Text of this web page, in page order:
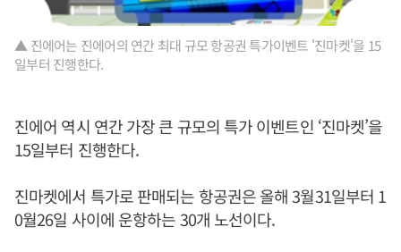
▲ 진에어는 진에어의 연간 최대 규모 항공권 특가이벤트 '진마켓'을 15
일부터 진행한다.
진에어 역시 연간 가장 큰 규모의 특가 이벤트인 ‘진마켓’을
15일부터 진행한다.
진마켓에서 특가로 판매되는 항공권은 올해 3월31일부터 1
0월26일 사이에 운항하는 30개 노선이다.